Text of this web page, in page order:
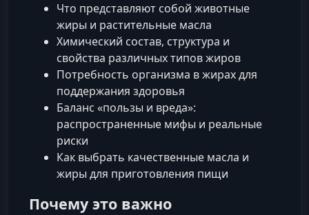
Что представляют собой животные
жиры и растительные масла
Химический состав, структура и
свойства различных типов жиров
Потребность организма в жирах для
поддержания здоровья
Баланс «пользы и вреда»:
распространенные мифы и реальные
риски
Как выбрать качественные масла и
жиры для приготовления пищи
Почему это важно